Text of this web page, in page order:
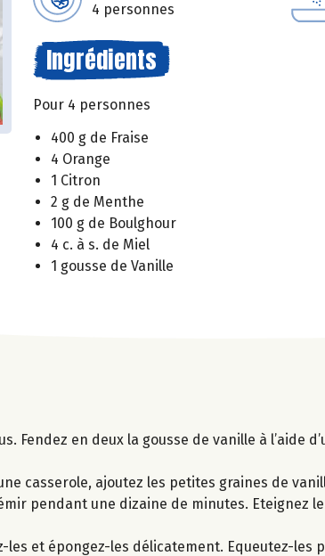
4 personnes
Ingrédients
Pour 4 personnes
400 g de Fraise
4 Orange
1 Citron
2 g de Menthe
100 g de Boulghour
4 c. à s. de Miel
1 gousse de Vanille
Fendez en deux la gousse de vanille à l’aide
casserole, ajoutez les petites graines de
pendant une dizaine de minutes. Eteignez
les et épongez-les délicatement. Equeutez-les